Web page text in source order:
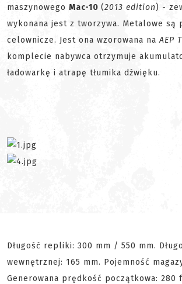
maszynowego Mac-10 (2013 edition) -
wykonana jest z tworzywa. Metalowe są
celownicze. Jest ona wzorowana naAEP
komplecie nabywca otrzymuje
ładowarkę i atrapę tłumika dźwięku.
Długość repliki: 300 mm / 550 mm.
wewnętrznej: 165 mm. Pojemność
Generowana prędkość początkowa: 280